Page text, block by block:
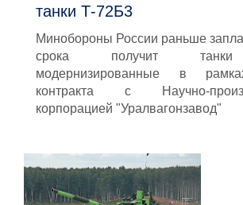
танки Т-72Б3
Минобороны России раньше
срока получит
модернизированные в
контракта с Научно-
корпорацией "Уралвагонзавод"